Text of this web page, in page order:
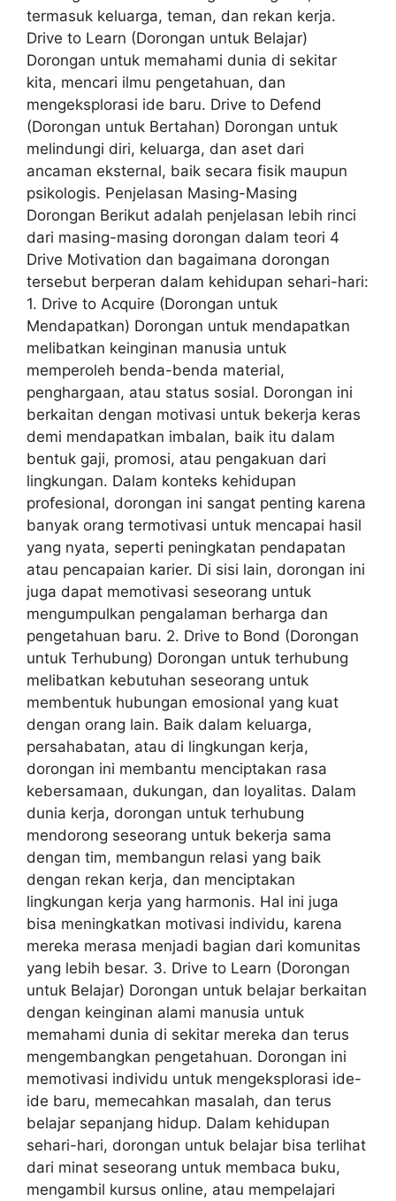
termasuk keluarga, teman, dan rekan kerja.
Drive to Learn (Dorongan untuk Belajar)
Dorongan untuk memahami dunia di sekitar
kita, mencari ilmu pengetahuan, dan
mengeksplorasi ide baru. Drive to Defend
(Dorongan untuk Bertahan) Dorongan untuk
melindungi diri, keluarga, dan aset dari
ancaman eksternal, baik secara fisik maupun
psikologis. Penjelasan Masing-Masing
Dorongan Berikut adalah penjelasan lebih rinci
dari masing-masing dorongan dalam teori 4
Drive Motivation dan bagaimana dorongan
tersebut berperan dalam kehidupan sehari-hari:
1. Drive to Acquire (Dorongan untuk
Mendapatkan) Dorongan untuk mendapatkan
melibatkan keinginan manusia untuk
memperoleh benda-benda material,
penghargaan, atau status sosial. Dorongan ini
berkaitan dengan motivasi untuk bekerja keras
demi mendapatkan imbalan, baik itu dalam
bentuk gaji, promosi, atau pengakuan dari
lingkungan. Dalam konteks kehidupan
profesional, dorongan ini sangat penting karena
banyak orang termotivasi untuk mencapai hasil
yang nyata, seperti peningkatan pendapatan
atau pencapaian karier. Di sisi lain, dorongan ini
juga dapat memotivasi seseorang untuk
mengumpulkan pengalaman berharga dan
pengetahuan baru. 2. Drive to Bond (Dorongan
untuk Terhubung) Dorongan untuk terhubung
melibatkan kebutuhan seseorang untuk
membentuk hubungan emosional yang kuat
dengan orang lain. Baik dalam keluarga,
persahabatan, atau di lingkungan kerja,
dorongan ini membantu menciptakan rasa
kebersamaan, dukungan, dan loyalitas. Dalam
dunia kerja, dorongan untuk terhubung
mendorong seseorang untuk bekerja sama
dengan tim, membangun relasi yang baik
dengan rekan kerja, dan menciptakan
lingkungan kerja yang harmonis. Hal ini juga
bisa meningkatkan motivasi individu, karena
mereka merasa menjadi bagian dari komunitas
yang lebih besar. 3. Drive to Learn (Dorongan
untuk Belajar) Dorongan untuk belajar berkaitan
dengan keinginan alami manusia untuk
memahami dunia di sekitar mereka dan terus
mengembangkan pengetahuan. Dorongan ini
memotivasi individu untuk mengeksplorasi ide-
ide baru, memecahkan masalah, dan terus
belajar sepanjang hidup. Dalam kehidupan
sehari-hari, dorongan untuk belajar bisa terlihat
dari minat seseorang untuk membaca buku,
mengambil kursus online, atau mempelajari